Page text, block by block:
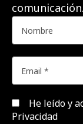
comunicación.
He leído y
Privacidad